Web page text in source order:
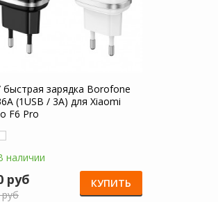
быстрая зарядка Borofone
(1USB / 3A) для Xiaomi
F6 Pro
наличии
руб КУПИТЬ